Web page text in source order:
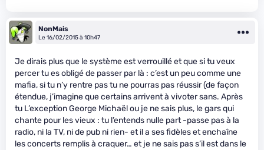
NonMais
Le 16/02/2015 à 10h47
Je dirais plus que le système est verrouillé et que si tu veux
percer tu es obligé de passer par là : c’est un peu comme une
mafia, si tu n’y rentre pas tu ne pourras pas réussir (de façon
étendue, j’imagine que certains arrivent à vivoter sans. Après
tu L’exception George Michaël ou je ne sais plus, le gars qui
chante pour les vieux : tu l’entends nulle part -passe pas à la
radio, ni la TV, ni de pub ni rien- et il a ses fidèles et enchaîne
les concerts remplis à craquer… et je ne sais pas s’il est dans le